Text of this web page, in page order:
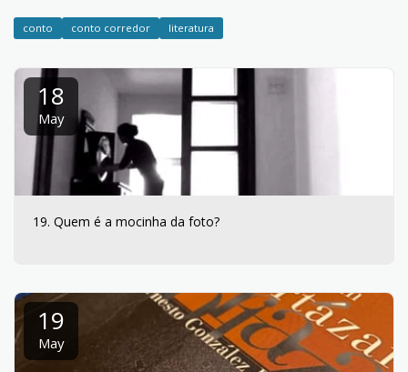
conto conto corredor literatura
18
May
19. Quem é a mocinha da foto?
19
May